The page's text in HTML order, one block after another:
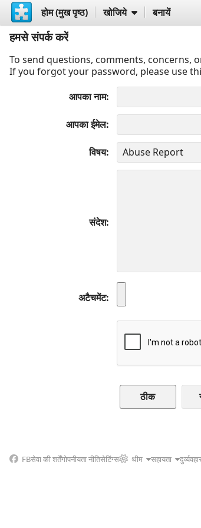
होम (मुख पृष्ठ) खोजिये बनायें
हमसे संपर्क करें
To send questions, comments, concerns,
If you forgot your password, please use
आपका नाम
आपका ईमेल
विषय
संदेश
अटैचमेंट
FBसेवा की शर्तेंगोपनीयता नीतिसेटिंग्स थीम सहायता